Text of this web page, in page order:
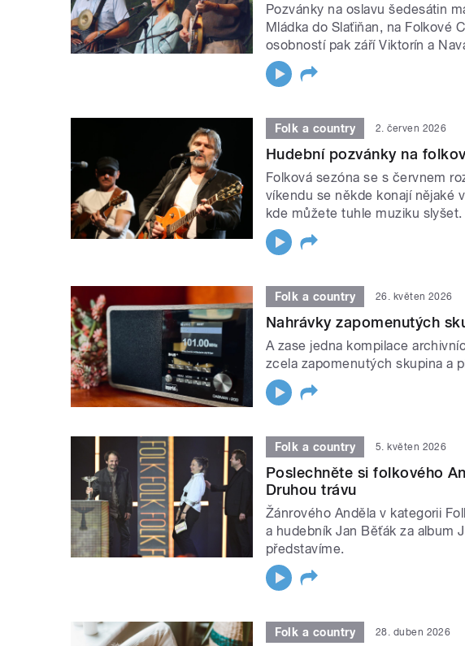
Pozvánky na oslavu šedesátin
Mládka do Slaťiňan, na Folkové
osobností pak září Viktorín a
Folk a country 2. červen 2026
Hudební pozvánky na
Folková sezóna se s červnem
víkendu se někde konají nějaké
kde můžete tuhle muziku slyšet.
Folk a country 26. květen 2026
Nahrávky zapomenutých
A zase jedna kompilace
zcela zapomenutých skupina a
Folk a country 5. květen 2026
Poslechněte si folkového
Druhou trávu
Žánrového Anděla v kategorii
a hudebník Jan Běťák za album
představíme.
Folk a country 28. duben 2026